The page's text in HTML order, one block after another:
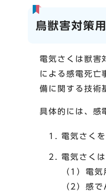
鳥獣害対策
電気さくは獣害
による感電死
備に関する技術
具体的には、感
電気さく
電気さく
（1）電
（2）感